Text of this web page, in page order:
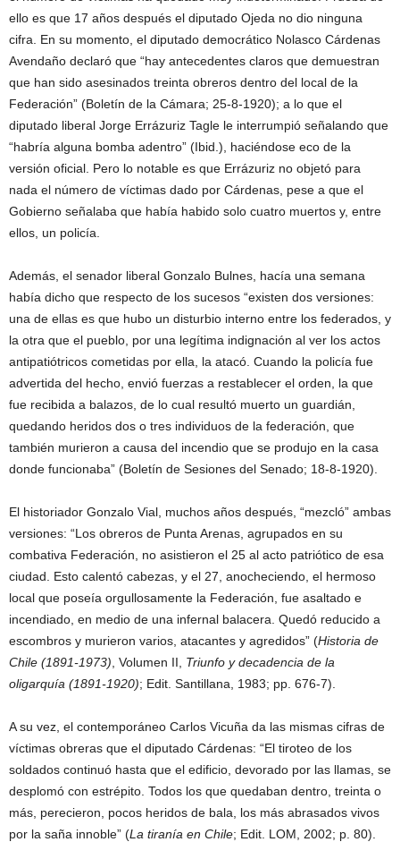
ello es que 17 años después el diputado Ojeda no dio ninguna
cifra. En su momento, el diputado democrático Nolasco Cárdenas
Avendaño declaró que “hay antecedentes claros que demuestran
que han sido asesinados treinta obreros dentro del local de la
Federación” (Boletín de la Cámara; 25-8-1920); a lo que el
diputado liberal Jorge Errázuriz Tagle le interrumpió señalando que
“habría alguna bomba adentro” (Ibid.), haciéndose eco de la
versión oficial. Pero lo notable es que Errázuriz no objetó para
nada el número de víctimas dado por Cárdenas, pese a que el
Gobierno señalaba que había habido solo cuatro muertos y, entre
ellos, un policía.
Además, el senador liberal Gonzalo Bulnes, hacía una semana
había dicho que respecto de los sucesos “existen dos versiones:
una de ellas es que hubo un disturbio interno entre los federados, y
la otra que el pueblo, por una legítima indignación al ver los actos
antipatiótricos cometidas por ella, la atacó. Cuando la policía fue
advertida del hecho, envió fuerzas a restablecer el orden, la que
fue recibida a balazos, de lo cual resultó muerto un guardián,
quedando heridos dos o tres individuos de la federación, que
también murieron a causa del incendio que se produjo en la casa
donde funcionaba” (Boletín de Sesiones del Senado; 18-8-1920).
El historiador Gonzalo Vial, muchos años después, “mezcló” ambas
versiones: “Los obreros de Punta Arenas, agrupados en su
combativa Federación, no asistieron el 25 al acto patriótico de esa
ciudad. Esto calentó cabezas, y el 27, anocheciendo, el hermoso
local que poseía orgullosamente la Federación, fue asaltado e
incendiado, en medio de una infernal balacera. Quedó reducido a
escombros y murieron varios, atacantes y agredidos” (Historia de
Chile (1891-1973) , Volumen II, Triunfo y decadencia de la
oligarquía (1891-1920); Edit. Santillana, 1983; pp. 676-7).
A su vez, el contemporáneo Carlos Vicuña da las mismas cifras de
víctimas obreras que el diputado Cárdenas: “El tiroteo de los
soldados continuó hasta que el edificio, devorado por las llamas, se
desplomó con estrépito. Todos los que quedaban dentro, treinta o
más, perecieron, pocos heridos de bala, los más abrasados vivos
por la saña innoble” (La tiranía en Chile; Edit. LOM, 2002; p. 80).